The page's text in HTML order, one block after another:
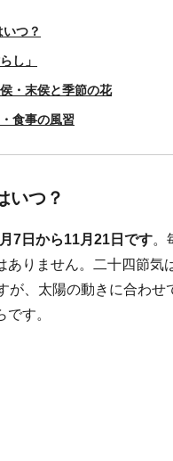
つ？
し」
・末侯と季節の花
食事の風習
いつ？
7日から11月21日です。
ありません。二十四節
が、太陽の動きに合わ
す。